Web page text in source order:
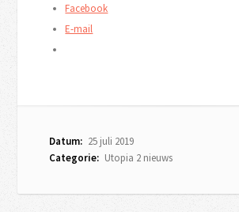
Facebook
E-mail
Datum: 25 juli 2019
Categorie: Utopia 2 nieuws